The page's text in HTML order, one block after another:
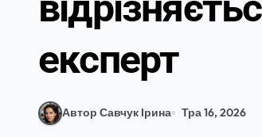
експерт
Автор Савчук Ірина Тра 16, 2026